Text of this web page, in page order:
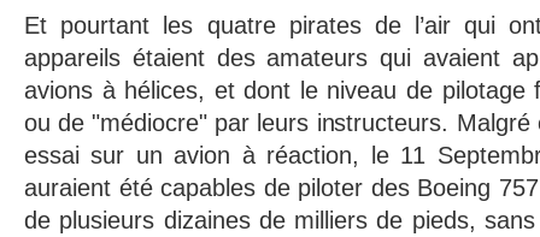
Et pourtant les quatre pirates de l’air qui
appareils étaient des amateurs qui avaient
avions à hélices, et dont le niveau de pilotage
ou de "médiocre" par leurs instructeurs.
essai sur un avion à réaction, le 11
auraient été capables de piloter des Boeing
de plusieurs dizaines de milliers de pieds,